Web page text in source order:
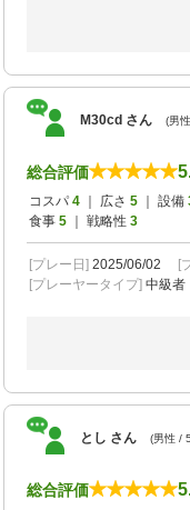
M30cd さん (男
総合評価
コスパ 4 ｜ 広さ 5 ｜ 設備
食事 5 ｜ 戦略性 3
[プレー日] 2025/06/02 [
[プレーヤータイプ] 中級者
とし さん (男性 /
総合評価